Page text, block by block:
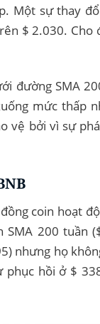
Một sự thay
$ 2.030. Cho
đường SMA
mức thấp
vệ bởi vì sự
coin hoạt
SMA 200 tuần
nhưng họ
phục hồi ở $